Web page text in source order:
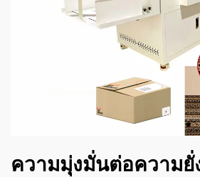
ความมุ่งมั่นต่อความยั่